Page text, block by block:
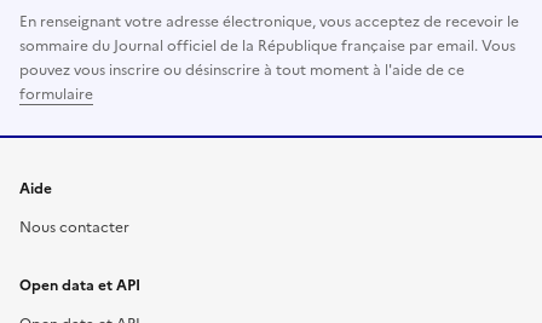
En renseignant votre adresse électronique, vous acceptez de recevoir le
sommaire du Journal officiel de la République française par email. Vous
pouvez vous inscrire ou désinscrire à tout moment à l'aide de ce
formulaire
Aide
Nous contacter
Open data et API